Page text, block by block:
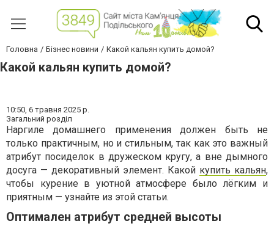
Головна Бізнес новини Какой кальян купить домой?
Какой кальян купить домой?
10:50, 6 травня 2025 р.
Загальний розділ
Наргиле домашнего применения должен быть не
только практичным, но и стильным, так как это важный
атрибут посиделок в дружеском кругу, а вне дымного
досуга — декоративный элемент. Какой купить кальян,
чтобы курение в уютной атмосфере было лёгким и
приятным — узнайте из этой статьи.
Оптимален атрибут средней высоты